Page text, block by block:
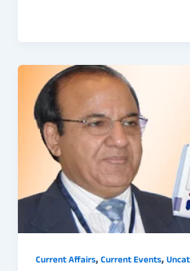
Current Affairs,Current Events,